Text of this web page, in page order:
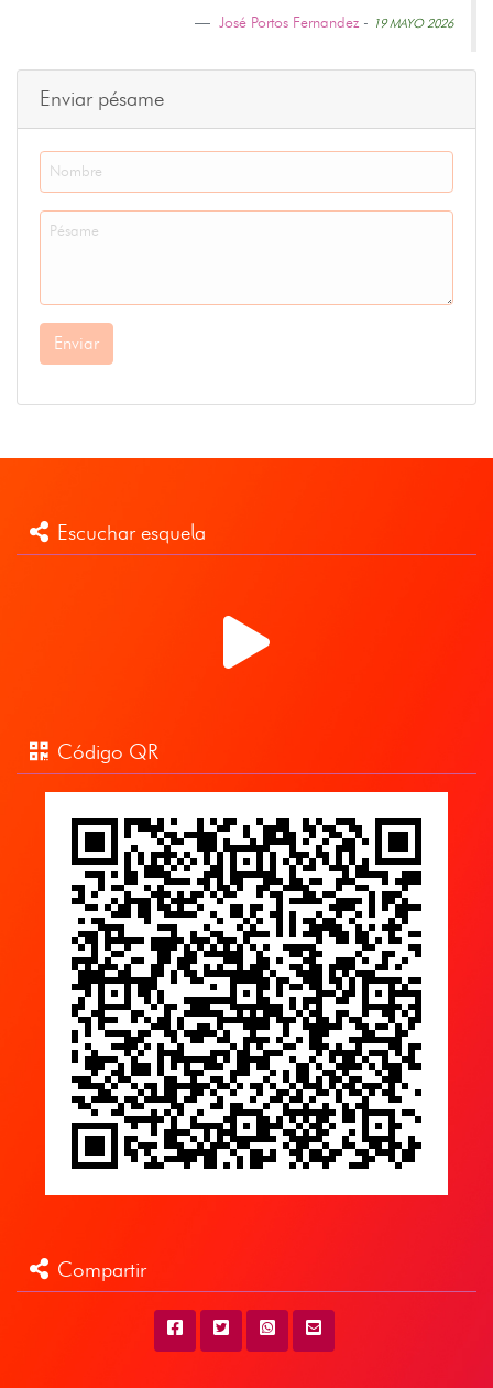
José Portos Fernandez - 19 MAYO 2026
Enviar pésame
Enviar
Escuchar esquela
Código QR
Compartir